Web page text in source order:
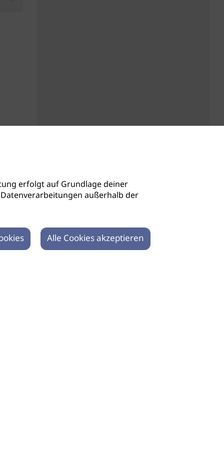
erfolgt auf Grundlage deiner
Datenverarbeitungen außerhalb der
Alle Cookies akzeptieren